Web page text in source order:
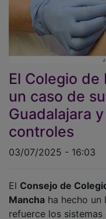
El Colegio
un caso de
Guadalajara
controles
03/07/2025 - 16:03
Manchaha hecho un
refuerce los
credenciales en